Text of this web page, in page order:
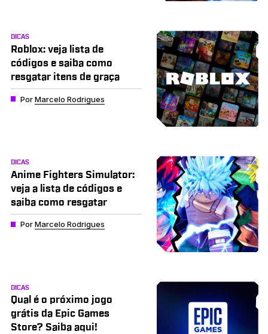
DICAS
Roblox: veja lista de
códigos e saiba como
resgatar itens de graça
PorMarcelo Rodrigues
DICAS
Anime Fighters Simulator:
veja a lista de códigos e
saiba como resgatar
PorMarcelo Rodrigues
DICAS
Qual é o próximo jogo
grátis da Epic Games
Store? Saiba aqui!